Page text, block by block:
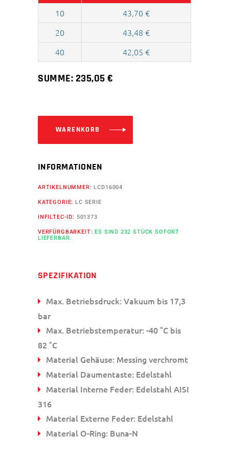
10
43,70 €
20
43,48 €
40
42,05 €
SUMME:235,05€
WARENKORB
INFORMATIONEN
ARTIKELNUMMER:LCD16004
KATEGORIE:LC SERIE
INFILTEC-ID: 501373
VERFÜRGBARKEIT:ES SIND 232 STÜCK SOFORT
LIEFERBAR.
SPEZIFIKATION
Max. Betriebsdruck: Vakuum bis 17,3
bar
Max. Betriebstemperatur: -40 °C bis
82 °C
Material Gehäuse: Messing verchromt
Material Daumentaste: Edelstahl
Material Interne Feder: Edelstahl AISI
316
Material Externe Feder: Edelstahl
Material O-Ring: Buna-N